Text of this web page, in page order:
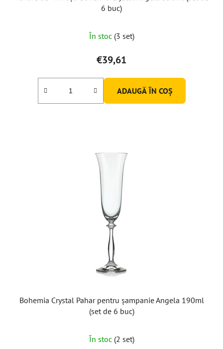
6 buc)
În stoc (3 set)
€39,61
ADAUGĂ ÎN COŞ
Bohemia Crystal Pahar pentru șampanie Angela 190ml
(set de 6 buc)
În stoc (2 set)